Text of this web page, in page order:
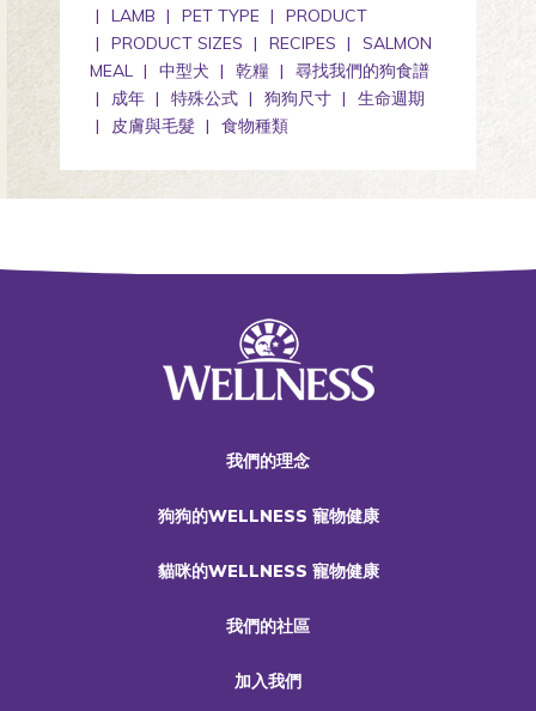
LAMB
PET TYPE
PRODUCT
PRODUCT SIZES
RECIPES
SALMON
MEAL
中型犬 乾糧
尋找我們的狗食譜
成年
特殊公式 狗狗尺寸
生命週期
皮膚與毛髮
食物種類
我們的理念
狗狗的WELLNESS 寵物健康
貓咪的WELLNESS 寵物健康
我們的社區
加入我們